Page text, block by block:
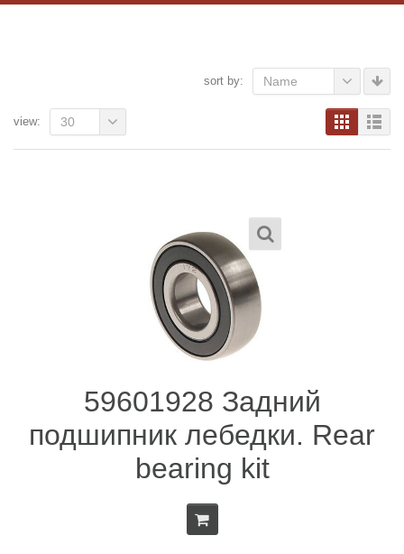
sort by: Name
view: 30
59601928 Задний
подшипник лебедки. Rear
bearing kit